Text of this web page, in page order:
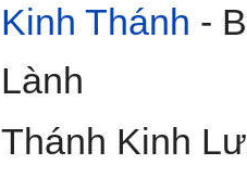
Kinh Thánh -
Lành
Thánh Kinh